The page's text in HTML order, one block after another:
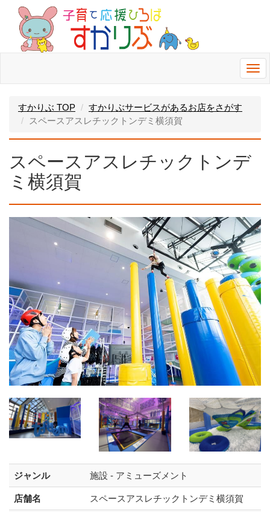
すかりぶ TOP
すかりぶサービスがあるお店をさがす
スペースアスレチックトンデミ横須賀
スペースアスレチックトンデ
ミ横須賀
ジャンル 施設 - アミューズメント
店舗名 スペースアスレチックトンデミ横須賀